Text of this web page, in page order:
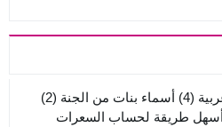
(4) أسماء بنات من الجنة (2)
أسهل طريقة لحساب السعرات